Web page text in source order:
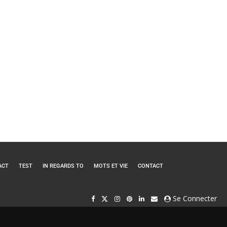
TEST IN REGARDS TO MOTS ET VIE CONTACT
Se Connecter